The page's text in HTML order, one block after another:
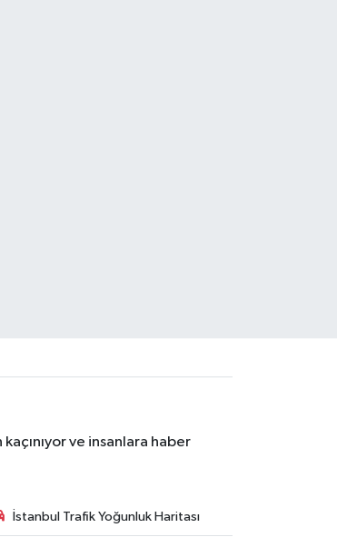
ve insanlara haber
İstanbul Trafik Yoğunluk Haritası